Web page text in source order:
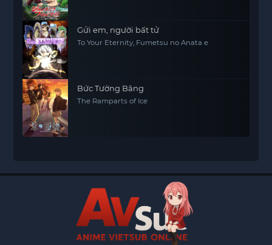
Gửi em, người bất tử
To Your Eternity, Fumetsu no Anata e
Bức Tường Băng
The Ramparts of Ice